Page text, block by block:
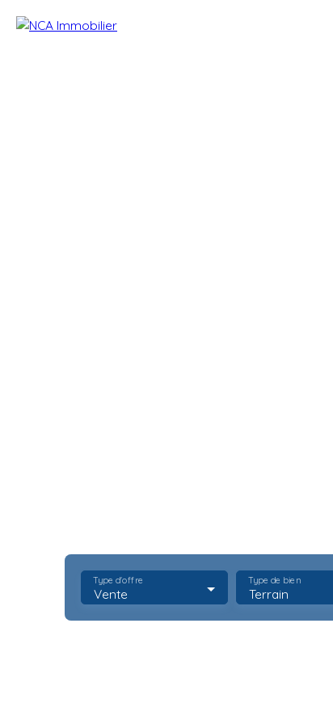
Vente
Type d'offre
Terrain
Type de bien